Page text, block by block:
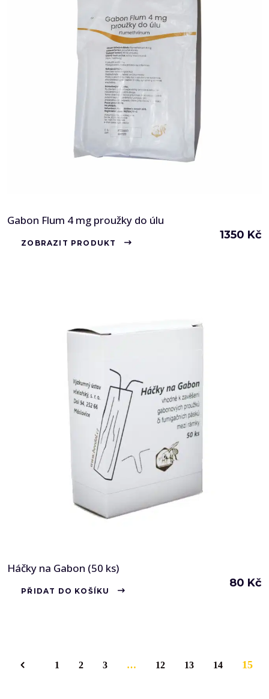
Gabon Flum 4 mg proužky do úlu
1350 Kč
ZOBRAZIT PRODUKT
Háčky na Gabon (50 ks)
80 Kč
PŘIDAT DO KOŠÍKU
1 2 3 … 12 13 14 15